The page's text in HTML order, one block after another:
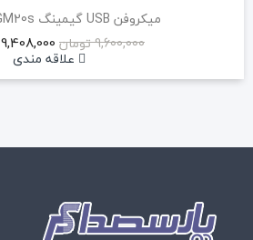
میکروفن USB گیمینگ MAONO DGM20s
9,600,000 تومان
9,408,000 تومان
علاقه مندی